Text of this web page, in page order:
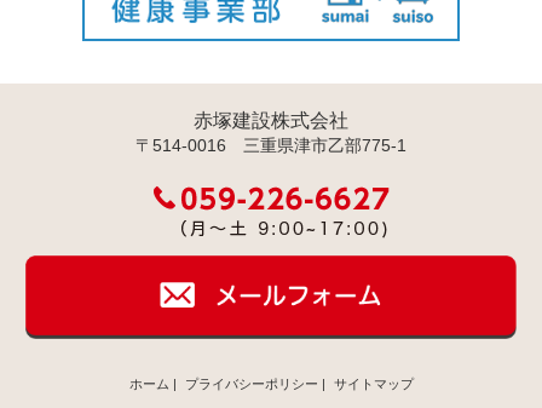
赤塚建設株式会社
〒514-0016 三重県津市乙部775-1
ホーム | プライバシーポリシー | サイトマップ